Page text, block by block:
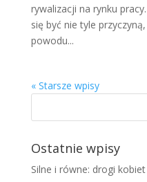
rywalizacji na rynku
się być nie tyle
powodu...
« Starsze wpisy
Ostatnie wpisy
Silne i równe: drogi